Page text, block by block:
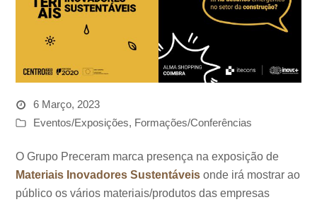
6 Março, 2023
Eventos/Exposições, Formações/Conferências
O Grupo Preceram marca presença na exposição de
Materiais Inovadores Sustentáveis onde irá mostrar ao
público os vários materiais/produtos das empresas